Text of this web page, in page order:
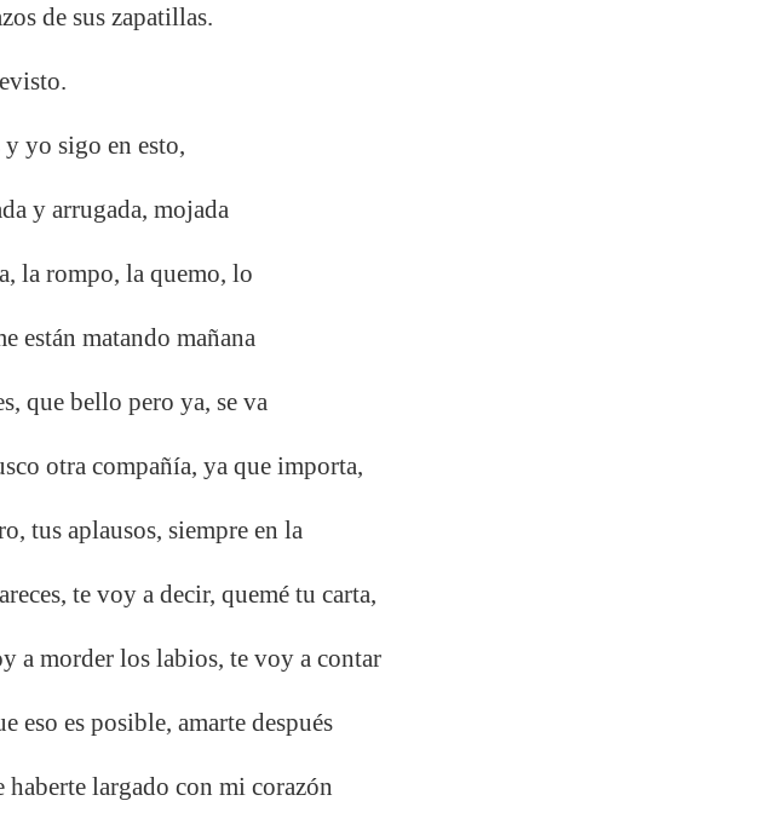
de sus zapatillas.
yo sigo en esto,
y arrugada, mojada
la rompo, la quemo, lo
están matando mañana
que bello pero ya, se va
otra compañía, ya que importa,
tus aplausos, siempre en la
te voy a decir, quemé tu carta,
a morder los labios, te voy a contar
eso es posible, amarte después
haberte largado con mi corazón